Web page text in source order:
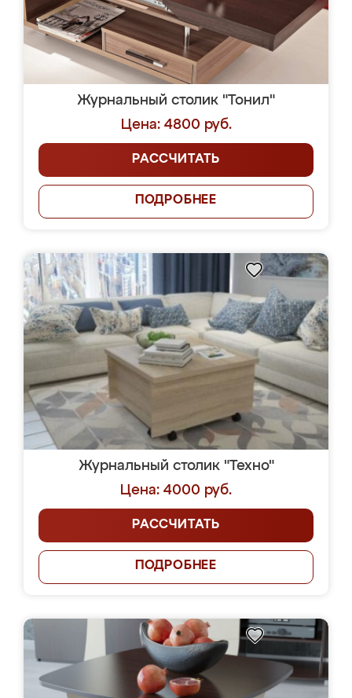
Журнальный столик "Тонил"
Цена: 4800 руб.
РАССЧИТАТЬ
ПОДРОБНЕЕ
Журнальный столик "Техно"
Цена: 4000 руб.
РАССЧИТАТЬ
ПОДРОБНЕЕ